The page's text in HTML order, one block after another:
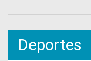
Deportes